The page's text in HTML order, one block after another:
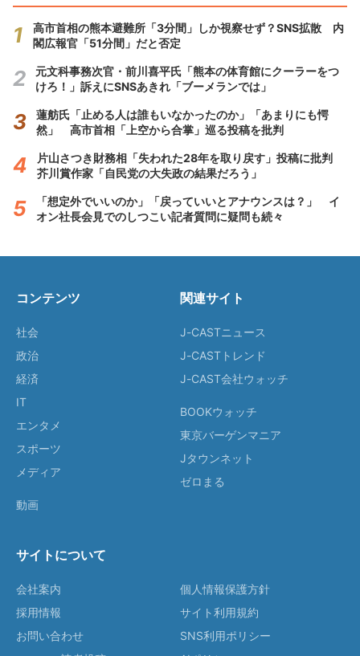
高市首相の熊本避難所「3分間」しか視察せず？SNS拡散 内
閣広報官「51分間」だと否定
元文科事務次官・前川喜平氏「熊本の体育館にクーラーをつ
けろ！」訴えにSNSあきれ「ブーメランでは」
蓮舫氏「止める人は誰もいなかったのか」「あまりにも愕
然」 高市首相「上空から合掌」巡る投稿を批判
片山さつき財務相「失われた28年を取り戻す」投稿に批判
芥川賞作家「自民党の大失政の結果だろう」
「想定外でいいのか」「戻っていいとアナウンスは？」 イ
オン社長会見でのしつこい記者質問に疑問も続々
コンテンツ
社会
政治
経済
IT
エンタメ
スポーツ
メディア
動画
関連サイト
J-CASTニュース
J-CASTトレンド
J-CAST会社ウォッチ
BOOKウォッチ
東京バーゲンマニア
Jタウンネット
ゼロまる
サイトについて
会社案内
採用情報
お問い合わせ
個人情報保護方針
サイト利用規約
SNS利用ポリシー